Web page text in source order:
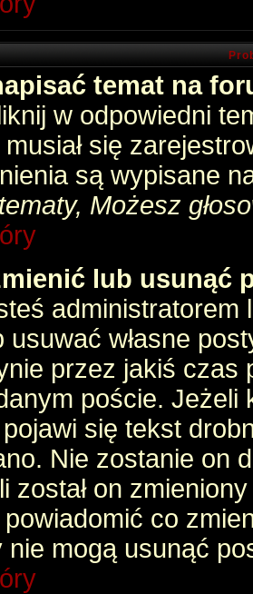
temat na
w odpowiedni
się
są wypisane
Możesz
lub usunąć
usuwać własne
przez jakiś
poście. Jeżeli
się tekst
Nie zostanie on
został on
co
mogą usunąć